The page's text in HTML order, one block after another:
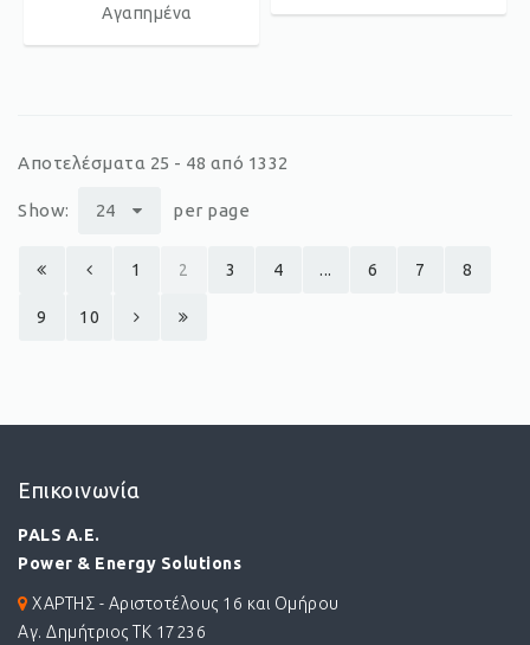
Αγαπημένα
Αποτελέσματα 25 - 48 από 1332
Show: 24 per page
1 2 3 4 ... 6 7 8
9 10
Επικοινωνία
PALS A.E.
Power & Energy Solutions
ΧΑΡΤΗΣ - Αριστοτέλους 16 και Ομήρου
Αγ. Δημήτριος ΤΚ 17236